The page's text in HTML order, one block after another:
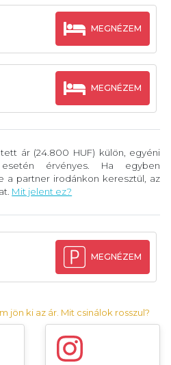
MEGNÉZEM
MEGNÉZEM
ár (24.800 HUF) külön, egyéni
érvényes. Ha egyben
a partner irodánkon keresztül, az
Mit jelent ez?
MEGNÉZEM
jön ki az ár. Mit csinálok rosszul?